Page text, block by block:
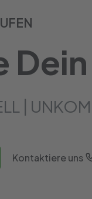
|
Kontaktiere uns